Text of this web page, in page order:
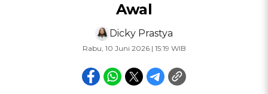
Awal
Dicky Prastya
Rabu, 10 Juni 2026 | 15:19 WIB